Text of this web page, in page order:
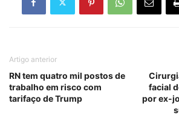
Artigo anterior
RN tem quatro mil postos de
trabalho em risco com
tarifaço de Trump
facial
por ex-